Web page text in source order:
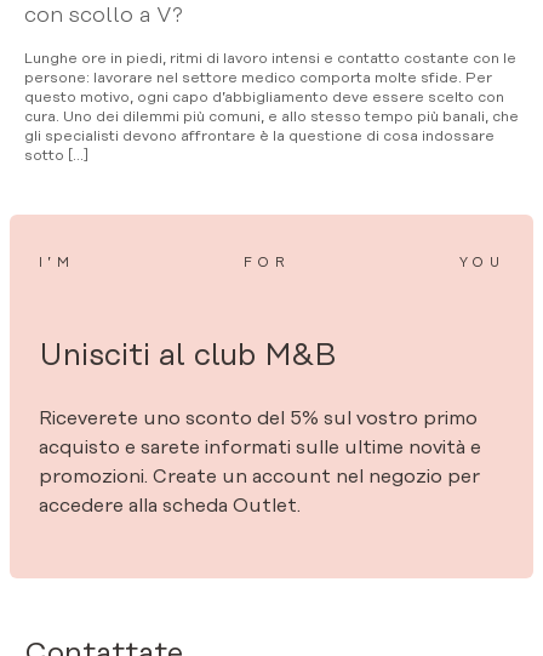
con scollo a V?
Lunghe ore in piedi, ritmi di lavoro intensi e contatto costante con le
persone: lavorare nel settore medico comporta molte sfide. Per
questo motivo, ogni capo d’abbigliamento deve essere scelto con
cura. Uno dei dilemmi più comuni, e allo stesso tempo più banali, che
gli specialisti devono affrontare è la questione di cosa indossare
sotto […]
I’M FOR YOU
Unisciti al club M&B
Riceverete uno sconto del 5% sul vostro primo
acquisto e sarete informati sulle ultime novità e
promozioni. Create un account nel negozio per
accedere alla scheda Outlet.